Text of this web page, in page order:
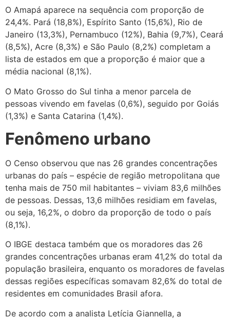
O Amapá aparece na sequência com proporção de
24,4%. Pará (18,8%), Espírito Santo (15,6%), Rio de
Janeiro (13,3%), Pernambuco (12%), Bahia (9,7%), Ceará
(8,5%), Acre (8,3%) e São Paulo (8,2%) completam a
lista de estados em que a proporção é maior que a
média nacional (8,1%).
O Mato Grosso do Sul tinha a menor parcela de
pessoas vivendo em favelas (0,6%), seguido por Goiás
(1,3%) e Santa Catarina (1,4%).
Fenômeno urbano
O Censo observou que nas 26 grandes concentrações
urbanas do país – espécie de região metropolitana que
tenha mais de 750 mil habitantes – viviam 83,6 milhões
de pessoas. Dessas, 13,6 milhões residiam em favelas,
ou seja, 16,2%, o dobro da proporção de todo o país
(8,1%).
O IBGE destaca também que os moradores das 26
grandes concentrações urbanas eram 41,2% do total da
população brasileira, enquanto os moradores de favelas
dessas regiões específicas somavam 82,6% do total de
residentes em comunidades Brasil afora.
De acordo com a analista Letícia Giannella, a